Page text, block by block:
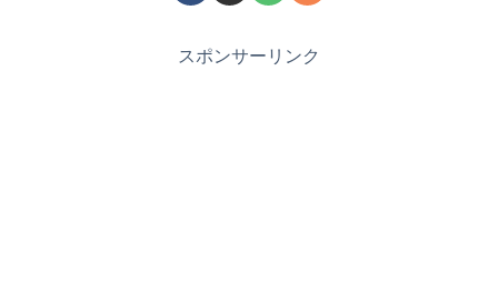
スポンサーリンク